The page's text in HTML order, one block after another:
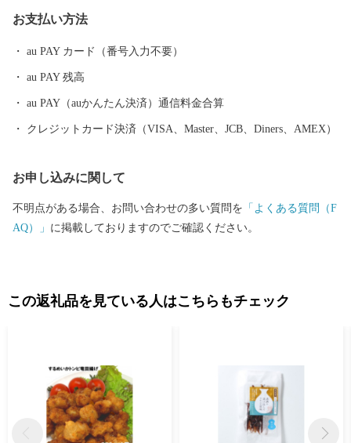
力にふれていただければ幸いです。
お支払い方法
au PAY カード（番号入力不要）
au PAY 残高
au PAY（auかんたん決済）通信料金合算
クレジットカード決済（VISA、Master、JCB、Diners、AMEX）
お申し込みに関して
不明点がある場合、お問い合わせの多い質問を 「よくある質問（F
AQ）」 に掲載しておりますのでご確認ください。
この返礼品を見ている人はこちらもチェック